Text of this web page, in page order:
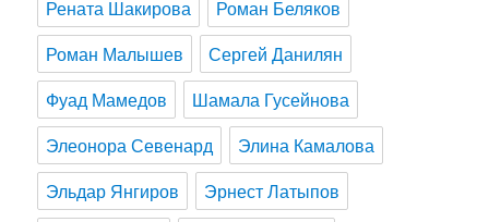
Рената Шакирова
Роман Беляков
Роман Малышев
Сергей Данилян
Фуад Мамедов
Шамала Гусейнова
Элеонора Севенард
Элина Камалова
Эльдар Янгиров
Эрнест Латыпов